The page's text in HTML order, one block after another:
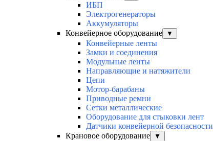
ИБП
Электрогенераторы
Аккумуляторы
Конвейерное оборудование
▼
Конвейерные ленты
Замки и соединения
Модульные ленты
Направляющие и натяжители
Цепи
Мотор-барабаны
Приводные ремни
Сетки металлические
Оборудование для стыковки лент
Датчики конвейерной безопасности
Крановое оборудование
▼